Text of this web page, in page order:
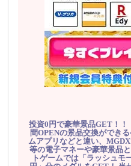
投資0円で豪華景品GET！
間OPENの景品交換ができ
ムアプリなどと違い、
等の電子マネーや豪華景品
トゲームでは「ラッシュモ